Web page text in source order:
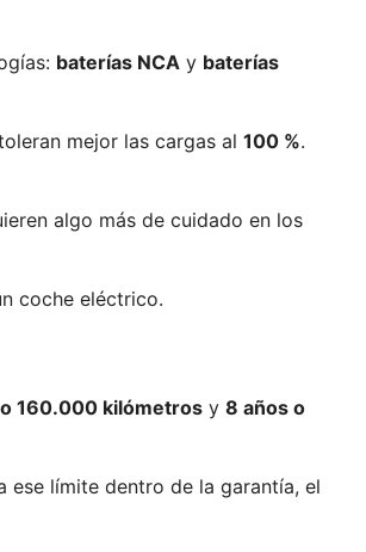
baterías NCA y baterías
mejor las cargas al 100 %.
algo más de cuidado en los
coche eléctrico.
160.000 kilómetros y 8 años o
ese límite dentro de la garantía, el